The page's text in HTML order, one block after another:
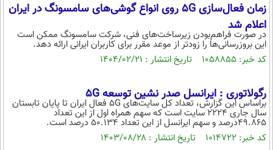
سلامت
محیط زیست
فناوری و It
علمی
قرآن
گوناگون
باشگاه مغز
مجله تصویری سلاح
اقتصاد
ورزش
عصر ایران 2
خواندنی ها و دیدنی ها
آموزش زبان
زمان فعال‌سازی 5G روی انواع گوشی‌های سامسونگ در ایران
اعلام شد
در صورت فراهم‌بودن زیرساخت‌های فنی، شرکت سامسونگ ممکن است
این بروزرسانی‌ها را زودتر از موعد مقرر برای کاربران ایرانی ارائه دهد.
کد خبر: ۱۰۵۸۸۵۵ تاریخ انتشار : ۱۴۰۴/۰۲/۲۱
رگولاتوری : ایرانسل صدر نشین توسعه 5G
براساس این گزارش، تعداد کل سایت‌های 5G فعال ایران تا پایان تابستان
سال جاری 2224 سایت است که سهم همراه اول از این تعداد
49.865درصد و سهم ایرانسل از این تعداد 50.134 درصد است.
کد خبر: ۱۰۱۴۷۲۲ تاریخ انتشار : ۱۴۰۳/۰۸/۲۸